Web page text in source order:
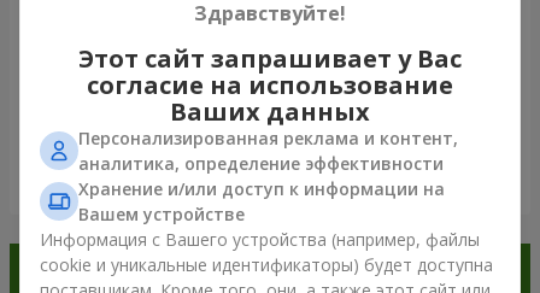
Посмотреть все
Заказывайте в приложении
Здравствуйте!
Этот сайт запрашивает у Вас
согласие на использование
Ваших данных
Персонализированная реклама и контент,
аналитика, определение эффективности
Хранение и/или доступ к информации на
Вашем устройстве
Информация с Вашего устройства (например, файлы
cookie и уникальные идентификаторы) будет доступна